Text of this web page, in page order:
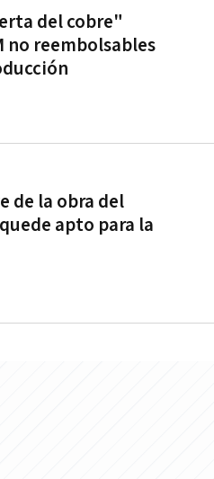
del cobre"
no reembolsables
de la obra del
apto para la